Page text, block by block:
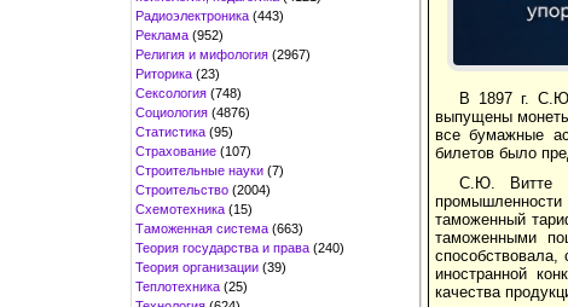
Радиоэлектроника (443)
Реклама (952)
Религия и мифология (2967)
Риторика (23)
Сексология (748)
Социология (4876)
Статистика (95)
Страхование (107)
Строительные науки (7)
Строительство (2004)
Схемотехника (15)
Таможенная система (663)
Теория государства и права (240)
Теория организации (39)
Теплотехника (25)
В 1897 г.
выпущены
все бумажные
билетов было
С.Ю. Витте
промышленности
таможенный
таможенными
иностранной
качества